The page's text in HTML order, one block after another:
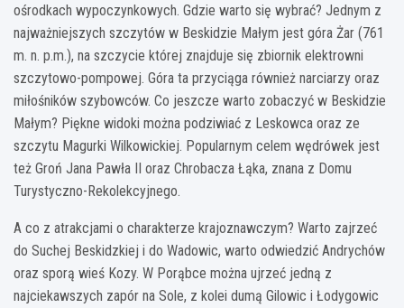
ośrodkach wypoczynkowych. Gdzie warto się wybrać? Jednym z
najważniejszych szczytów w Beskidzie Małym jest góra Żar (761
m. n. p.m.), na szczycie której znajduje się zbiornik elektrowni
szczytowo-pompowej. Góra ta przyciąga również narciarzy oraz
miłośników szybowców. Co jeszcze warto zobaczyć w Beskidzie
Małym? Piękne widoki można podziwiać z Leskowca oraz ze
szczytu Magurki Wilkowickiej. Popularnym celem wędrówek jest
też Groń Jana Pawła II oraz Chrobacza Łąka, znana z Domu
Turystyczno-Rekolekcyjnego.
A co z atrakcjami o charakterze krajoznawczym? Warto zajrzeć
do Suchej Beskidzkiej i do Wadowic, warto odwiedzić Andrychów
oraz sporą wieś Kozy. W Porąbce można ujrzeć jedną z
najciekawszych zapór na Sole, z kolei dumą Gilowic i Łodygowic